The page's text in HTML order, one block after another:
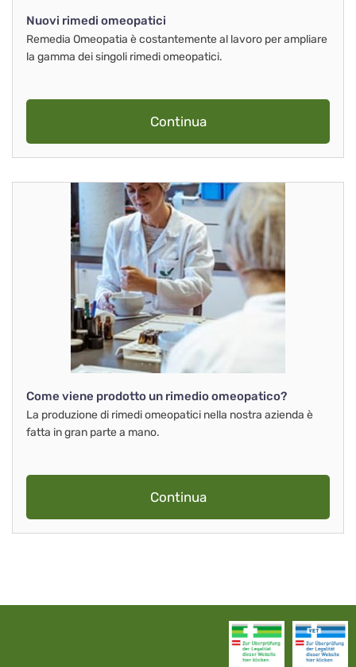
Nuovi rimedi omeopatici
Remedia Omeopatia è costantemente al lavoro per ampliare
la gamma dei singoli rimedi omeopatici.
Continua
Come viene prodotto un rimedio omeopatico?
La produzione di rimedi omeopatici nella nostra azienda è
fatta in gran parte a mano.
Continua